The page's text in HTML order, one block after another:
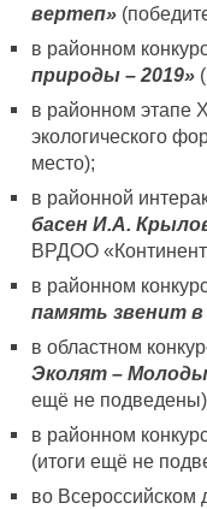
вертеп»
в районном
природы – 2019»
в районном этапе
экологического
место);
в районной
басен И.А.
ВРДОО
в районном
память звенит
в областном
Эколят –
ещё не
в районном
(итоги ещё не
во Всероссийском